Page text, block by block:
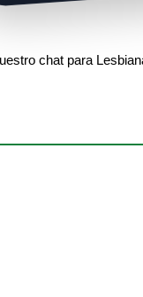
chat para